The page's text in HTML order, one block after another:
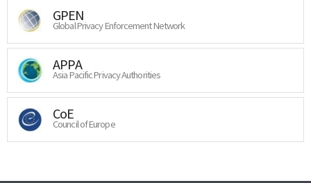
GPEN
Global Privacy Enforcement Network
APPA
Asia Pacific Privacy Authorities
CoE
Council of Europe